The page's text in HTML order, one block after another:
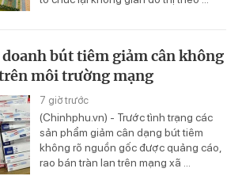
bút tiêm giảm cân không
môi trường mạng
7 giờ trước
(Chinhphu.vn) - Trước tình trạng các
sản phẩm giảm cân dạng bút tiêm
không rõ nguồn gốc được quảng cáo,
rao bán tràn lan trên mạng xã ...